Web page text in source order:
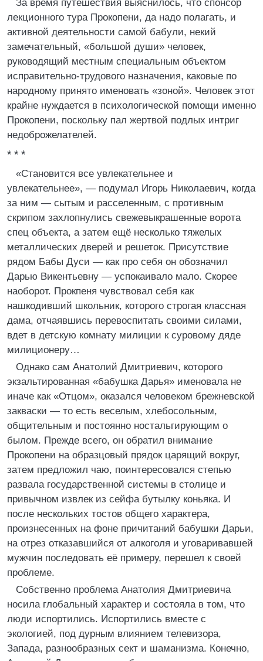
За время путешествия выяснилось, что спонсор
лекционного тура Прокопени, да надо полагать, и
активной деятельности самой бабули, некий
замечательный, «большой души» человек,
руководящий местным специальным объектом
исправительно-трудового назначения, каковые по
народному принято именовать «зоной». Человек этот
крайне нуждается в психологической помощи именно
Прокопени, поскольку пал жертвой подлых интриг
недоброжелателей.
* * *
«Становится все увлекательнее и
увлекательнее», — подумал Игорь Николаевич, когда
за ним — сытым и расселенным, с противным
скрипом захлопнулись свежевыкрашенные ворота
спец объекта, а затем ещё несколько тяжелых
металлических дверей и решеток. Присутствие
рядом Бабы Дуси — как про себя он обозначил
Дарью Викентьевну — успокаивало мало. Скорее
наоборот. Прокпеня чувствовал себя как
нашкодивший школьник, которого строгая классная
дама, отчаявшись перевоспитать своими силами,
вдет в детскую комнату милиции к суровому дяде
милиционеру…
Однако сам Анатолий Дмитриевич, которого
экзальтированная «бабушка Дарья» именовала не
иначе как «Отцом», оказался человеком брежневской
закваски — то есть веселым, хлебосольным,
общительным и постоянно ностальгирующим о
былом. Прежде всего, он обратил внимание
Прокопени на образцовый прядок царящий вокруг,
затем предложил чаю, поинтересовался степью
развала государственной системы в столице и
привычном извлек из сейфа бутылку коньяка. И
после нескольких тостов общего характера,
произнесенных на фоне причитаний бабушки Дарьи,
на отрез отказавшийся от алкоголя и уговаривавшей
мужчин последовать её примеру, перешел к своей
проблеме.
Собственно проблема Анатолия Дмитриевича
носила глобальный характер и состояла в том, что
люди испортились. Испортились вместе с
экологией, под дурным влиянием телевизора,
Запада, разнообразных сект и шаманизма. Конечно,